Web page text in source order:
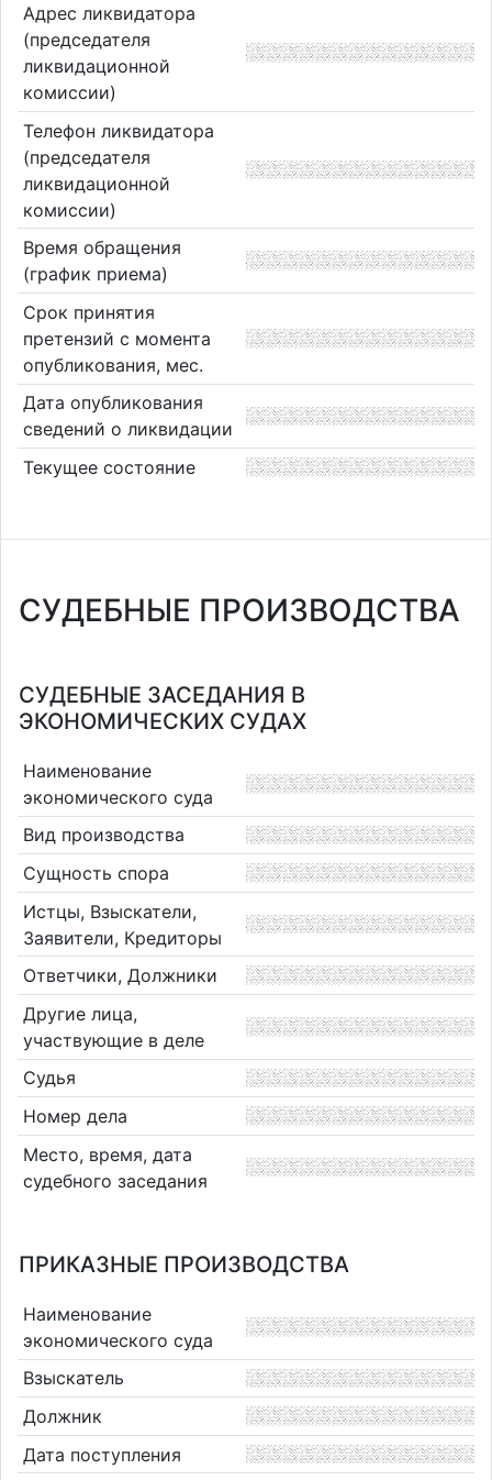
Адрес ликвидатора
(председателя
ликвидационной
комиссии)
Телефон ликвидатора
(председателя
ликвидационной
комиссии)
Время обращения
(график приема)
Срок принятия
претензий с момента
опубликования, мес.
Дата опубликования
сведений о ликвидации
Текущее состояние
СУДЕБНЫЕ ПРОИЗВОДСТВА
СУДЕБНЫЕ ЗАСЕДАНИЯ В
ЭКОНОМИЧЕСКИХ СУДАХ
Наименование
экономического суда
Вид производства
Сущность спора
Истцы, Взыскатели,
Заявители, Кредиторы
Ответчики, Должники
Другие лица,
участвующие в деле
Судья
Номер дела
Место, время, дата
судебного заседания
ПРИКАЗНЫЕ ПРОИЗВОДСТВА
Наименование
экономического суда
Взыскатель
Должник
Дата поступления